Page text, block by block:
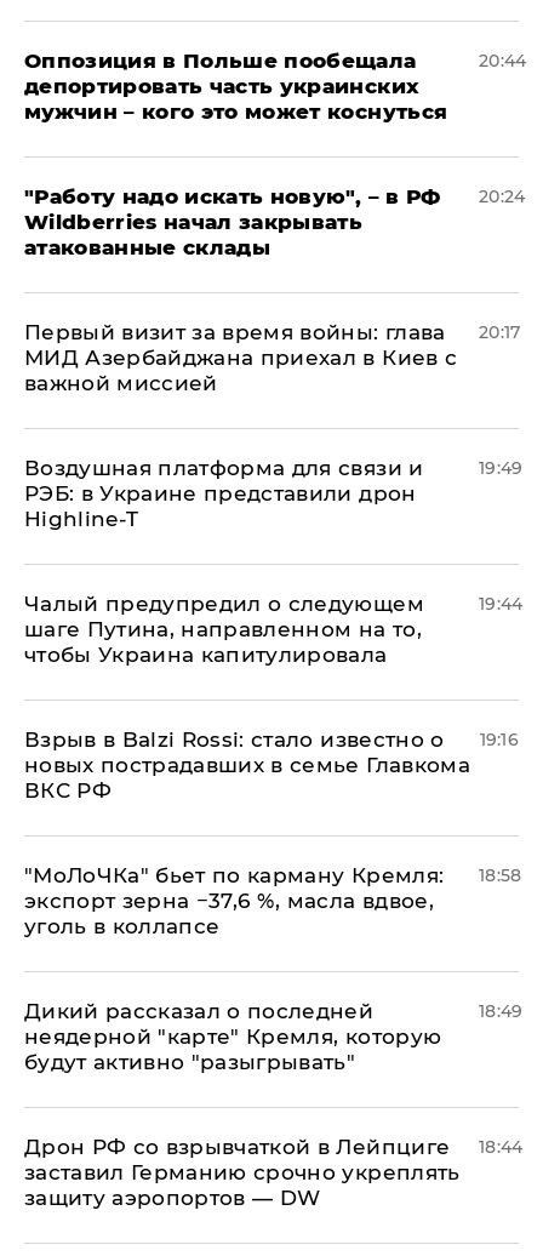
Оппозиция в Польше пообещала
депортировать часть украинских
мужчин – кого это может коснуться
20:44
"Работу надо искать новую", – в РФ
Wildberries начал закрывать
атакованные склады
20:24
Первый визит за время войны: глава
МИД Азербайджана приехал в Киев с
важной миссией
20:17
Воздушная платформа для связи и
РЭБ: в Украине представили дрон
Highline-T
19:49
Чалый предупредил о следующем
шаге Путина, направленном на то,
чтобы Украина капитулировала
19:44
Взрыв в Balzi Rossi: стало известно о
новых пострадавших в семье Главкома
ВКС РФ
19:16
​"МоЛоЧКа" бьет по карману Кремля:
экспорт зерна −37,6 %, масла вдвое,
уголь в коллапсе
18:58
Дикий рассказал о последней
неядерной "карте" Кремля, которую
будут активно "разыгрывать"
18:49
​Дрон РФ со взрывчаткой в Лейпциге
заставил Германию срочно укреплять
защиту аэропортов — DW
18:44